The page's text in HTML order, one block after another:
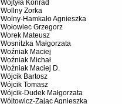
Wojtyła Konrad
Wollny Zorka
Wolny-Hamkało Agnieszka
Wołowiec Grzegorz
Worek Mateusz
Wosnitzka Małgorzata
Woźniak Maciej
Woźniak Michał
Woźniak Maciej D.
Wójcik Bartosz
Wójcik Tomasz
Wójcik-Dudek Małgorzata
Wójtowicz-Zając Agnieszka